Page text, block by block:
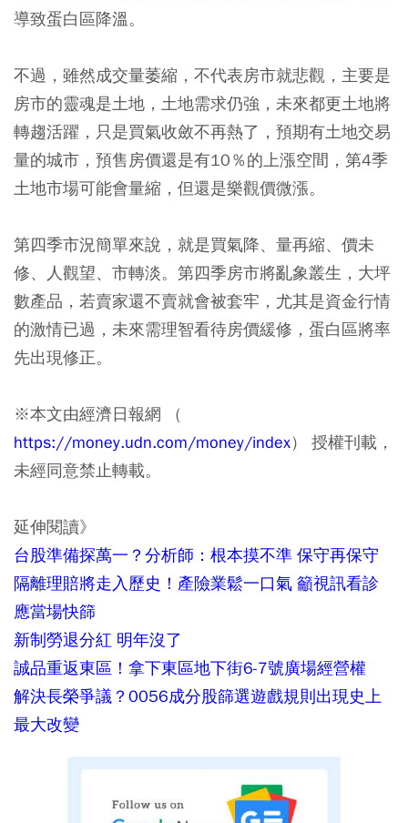
導致蛋白區降溫。
不過，雖然成交量萎縮，不代表房市就悲觀，主要是
房市的靈魂是土地，土地需求仍強，未來都更土地將
轉趨活躍，只是買氣收斂不再熱了，預期有土地交易
量的城市，預售房價還是有10％的上漲空間，第4季
土地市場可能會量縮，但還是樂觀價微漲。
第四季市況簡單來說，就是買氣降、量再縮、價未
修、人觀望、市轉淡。第四季房市將亂象叢生，大坪
數產品，若賣家還不賣就會被套牢，尤其是資金行情
的激情已過，未來需理智看待房價緩修，蛋白區將率
先出現修正。
※本文由經濟日報網 （
https://money.udn.com/money/index） 授權刊載，
未經同意禁止轉載。
延伸閱讀》
台股準備探萬一？分析師：根本摸不準 保守再保守
隔離理賠將走入歷史！產險業鬆一口氣 籲視訊看診
應當場快篩
新制勞退分紅 明年沒了
誠品重返東區！拿下東區地下街6-7號廣場經營權
解決長榮爭議？0056成分股篩選遊戲規則出現史上
最大改變